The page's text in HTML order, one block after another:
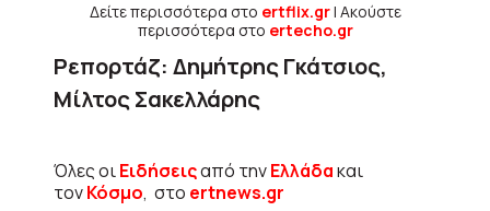
Δείτε περισσότερα στο ertflix.gr| Ακούστε
περισσότερα στο ertecho.gr
Ρεπορτάζ: Δημήτρης Γκάτσιος,
Μίλτος Σακελλάρης
Όλες οιΕιδήσειςαπό τηνΕλλάδακαι
τονΚόσμο, στο ertnews.gr